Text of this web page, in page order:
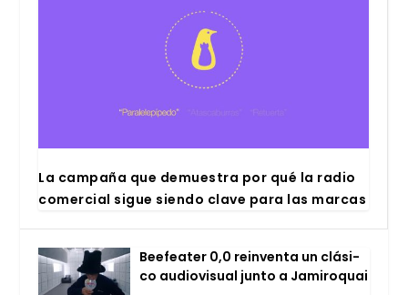
La cam­pa­ña que demues­tra por qué la radio
comer­cial sigue sien­do cla­ve para las mar­cas
Bee­fea­ter 0,0 rein­ven­ta un clá­si­
co audio­vi­sual jun­to a Jami­ro­quai